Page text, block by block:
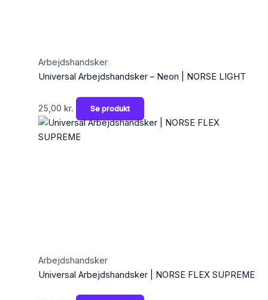
Arbejdshandsker
Universal Arbejdshandsker – Neon | NORSE LIGHT
25,00 kr. Se produkt
Arbejdshandsker
Universal Arbejdshandsker | NORSE FLEX SUPREME